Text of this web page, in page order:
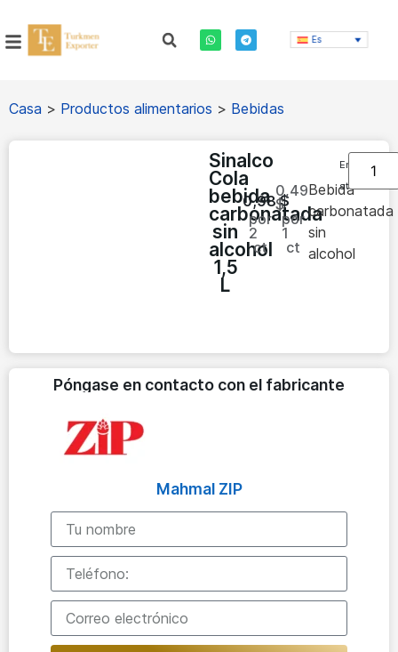
Es
Casa > Productos alimentarios > Bebidas
Sinalco
Cola
bebida
carbonatada
sin
alcohol
1,5
L
0,98$
por
2
ct
0,49
$
por
1
ct
Bebida
carbonatada
sin
alcohol
En
stock
Póngase en contacto con el fabricante
Mahmal ZIP